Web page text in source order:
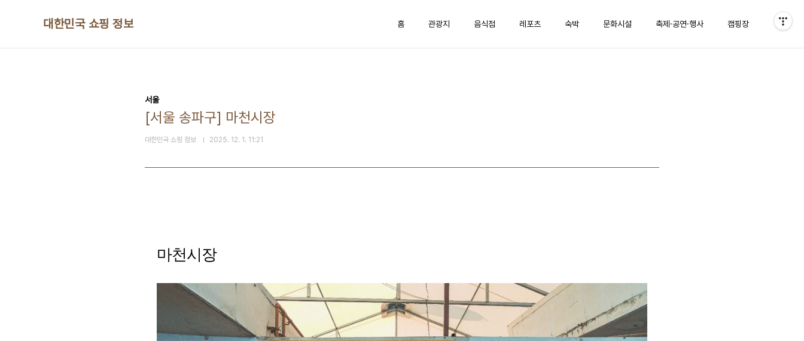
대한민국 쇼핑 정보 홈 관광지 음식점 레포츠 숙박 문화시설 축제·공연·행사 캠핑장
서울
[서울 송파구] 마천시장
대한민국 쇼핑 정보 2025. 12. 1. 11:21
마천시장